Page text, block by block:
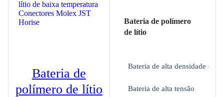
Bateria de
polímero de lítio
Bateria de polímero
de lítio
Bateria de alta densidade de
Bateria de alta tensão